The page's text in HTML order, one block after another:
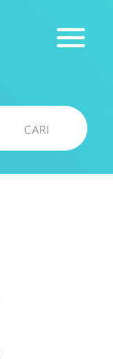
CARI